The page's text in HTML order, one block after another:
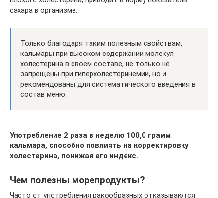
сахара в организме.
Только благодаря таким полезным свойствам,
кальмары при высоком содержании молекул
холестерина в своем составе, не только не
запрещены при гиперхолестеринемии, но и
рекомендованы для систематического введения в
состав меню.
Употребление 2 раза в неделю 100,0 грамм
кальмара, способно повлиять на корректировку
холестерина, понижая его индекс.
Чем полезны морепродукты?
Часто от употребления ракообразных отказываются